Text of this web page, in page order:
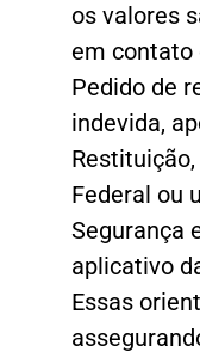
os valores
em contato
Pedido de
indevida,
Federal ou
Segurança
aplicativo
Essas